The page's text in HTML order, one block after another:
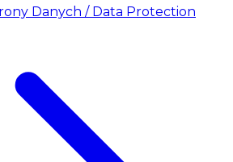
Danych / Data Protection